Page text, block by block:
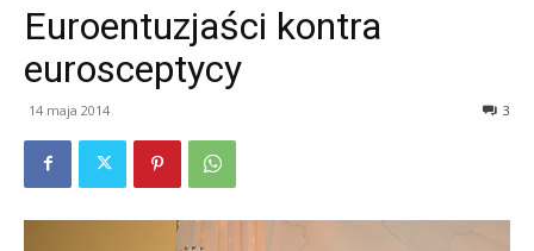
Euroentuzjaści kontra
eurosceptycy
14 maja 2014 3